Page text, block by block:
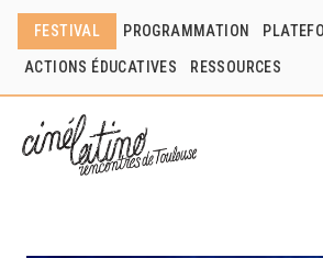
FESTIVAL PROGRAMMATION
ACTIONS ÉDUCATIVES RESSOURCES